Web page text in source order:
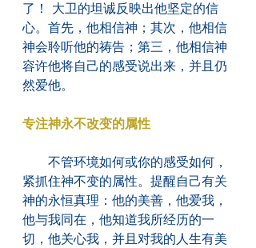
了！ 大卫的坦诚反映出他坚定的信
心。首先，他相信神；其次，他相信
神会聆听他的祷告；第三，他相信神
容许他将自己的感受说出来，并且仍
然爱他。
专注神永不改变的属性
不管环境如何或你的感受如何，
紧抓住神不变的属性。提醒自己有关
神的永恒真理：他的美善，他爱我，
他与我同在，他知道我所经历的一
切，他关心我，并且对我的人生有美